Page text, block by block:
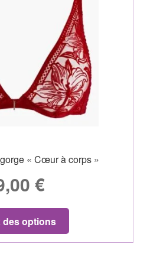
« Cœur à corps »
€
des options